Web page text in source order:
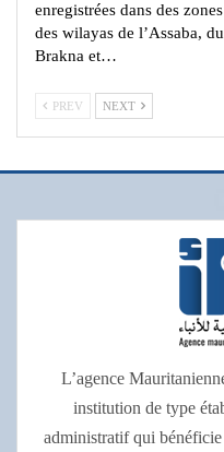
enregistrées dans des zones
des wilayas de l’Assaba, du
Brakna et…
PREV NEXT
L’agence
institution de type
administratif qui bénéficie